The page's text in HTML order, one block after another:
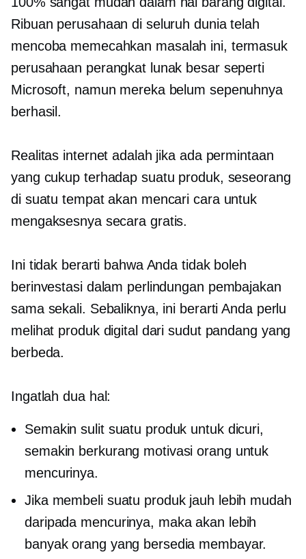
Ribuan perusahaan di seluruh dunia telah
mencoba memecahkan masalah ini, termasuk
perusahaan perangkat lunak besar seperti
Microsoft, namun mereka belum sepenuhnya
berhasil.
Realitas internet adalah jika ada permintaan
yang cukup terhadap suatu produk, seseorang
di suatu tempat akan mencari cara untuk
mengaksesnya secara gratis.
Ini tidak berarti bahwa Anda tidak boleh
berinvestasi dalam perlindungan pembajakan
sama sekali. Sebaliknya, ini berarti Anda perlu
melihat produk digital dari sudut pandang yang
berbeda.
Ingatlah dua hal:
Semakin sulit suatu produk untuk dicuri,
semakin berkurang motivasi orang untuk
mencurinya.
Jika membeli suatu produk jauh lebih mudah
daripada mencurinya, maka akan lebih
banyak orang yang bersedia membayar.